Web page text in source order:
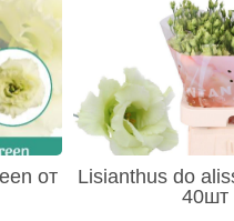
5
134
2
11
от
Lisianthus do
40шт